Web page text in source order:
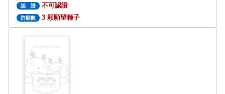
認 證 不可認證
許願數 3 顆願望種子